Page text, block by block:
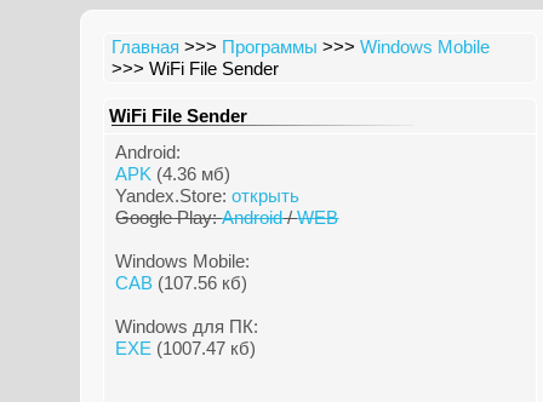
Главная >>> Программы >>>Windows Mobile
>>> WiFi File Sender
WiFi File Sender
Android:
APK (4.36 мб)
Yandex.Store:открыть
Google Play:Android/WEB
Windows Mobile:
CAB (107.56 кб)
Windows для ПК:
EXE (1007.47 кб)